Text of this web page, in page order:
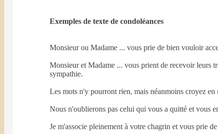
Exemples de texte de condoléances
Monsieur ou Madame ... vous prie de bien vouloir
Monsieur et Madame ... vous prient de recevoir leurs
sympathie.
Les mots n'y pourront rien, mais néanmoins croyez
Nous n'oublierons pas celui qui vous a quitté et vous
Je m'associe pleinement à votre chagrin et vous prie